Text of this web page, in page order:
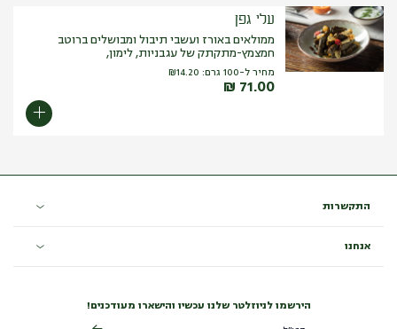
עלי גפן
ממולאים באורז ועשבי תיבול ומבושלים ברוטב
חמצמץ-מתקתק של עגבניות, לימון,
מחיר ל-100 גרם: ₪14.20
₪ 71.00
התקשרות
אנחנו
הירשמו לניוזלטר שלנו עכשיו והישארו מעודכנים!